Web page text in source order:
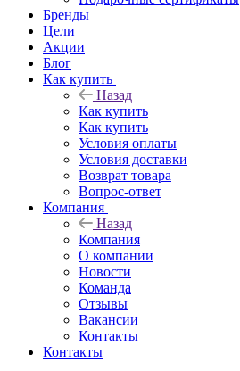
Бренды
Цели
Акции
Блог
Как купить
Назад
Как купить
Как купить
Условия оплаты
Условия доставки
Возврат товара
Вопрос-ответ
Компания
Назад
Компания
О компании
Новости
Команда
Отзывы
Вакансии
Контакты
Контакты